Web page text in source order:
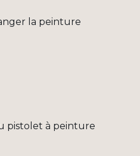
la peinture
pistolet à peinture